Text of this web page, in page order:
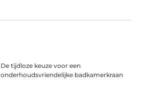
De tijdloze keuze voor een
onderhoudsvriendelijke badkamerkraan